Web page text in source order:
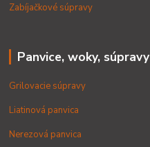
Zabíjačkové súpravy
Panvice, woky, súpravy
Grilovacie súpravy
Liatinová panvica
Nerezová panvica